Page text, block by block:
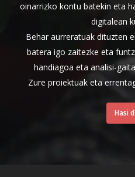
oinarrizko kontu batekin eta
digitalean
Behar aurreratuak dituzten
batera igo zaitezke eta
handiagoa eta analisi-
Zure proiektuak eta
Hasi